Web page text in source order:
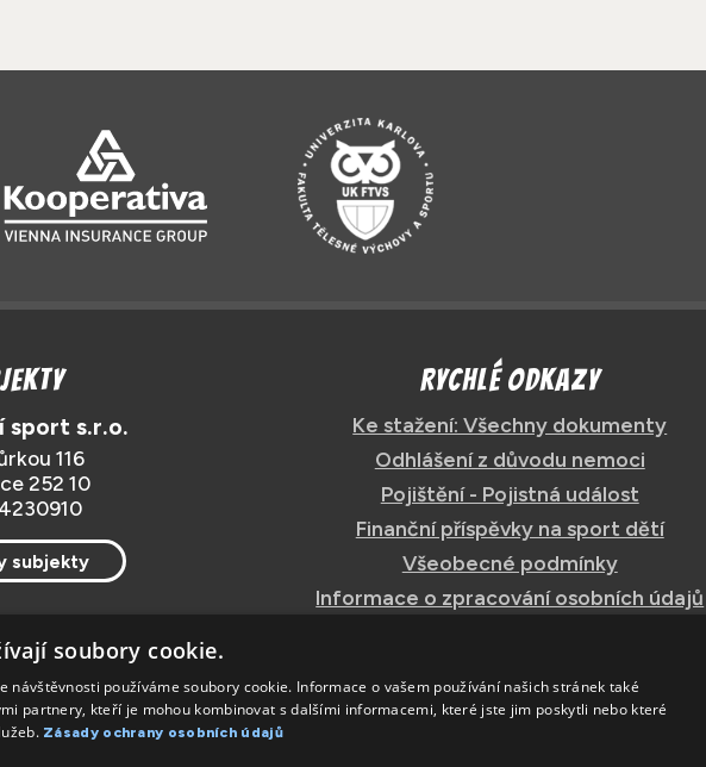
sport s.r.o.
116
252 10
subjekty
Rychlé odkazy
Ke stažení: Všechny dokumenty
Odhlášení z důvodu nemoci
Pojištění - Pojistná událost
Finanční příspěvky na sport dětí
Všeobecné podmínky
Informace o zpracování osobních údajů
soubory cookie.
návštěvnosti používáme soubory cookie. Informace o vašem používání našich stránek také
partnery, kteří je mohou kombinovat s dalšími informacemi, které jste jim poskytli nebo které
Zásady ochrany osobních údajů